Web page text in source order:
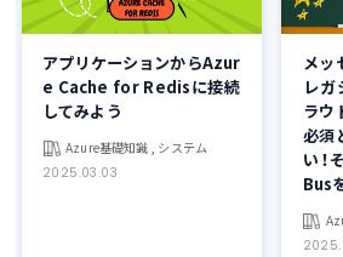
アプリケーションからAzur
e Cache for Redisに接続
してみよう
Azure基礎知識 , システム
2025.03.03
メッ
レガ
ラウ
必須
い
Bus